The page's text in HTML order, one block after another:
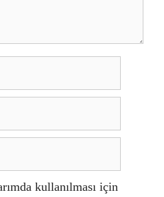
kullanılması için